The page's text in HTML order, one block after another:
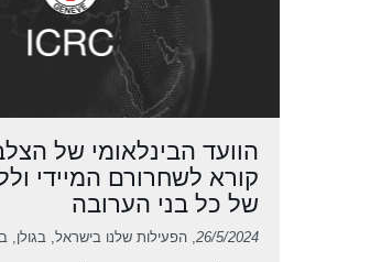
הוועד הבינלאומי של
קורא לשחרורם המיידי
של כל בני הערובה
26/5/2024, הפעילות שלנו בישראל,